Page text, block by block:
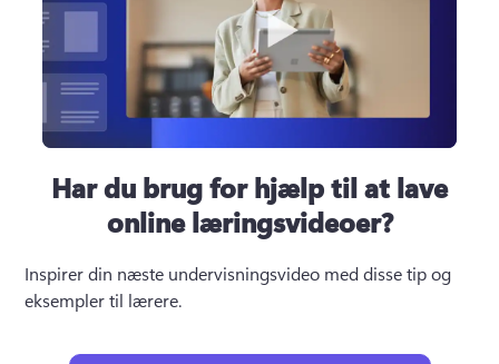
Har du brug for hjælp til at lave
online læringsvideoer?
Inspirer din næste undervisningsvideo med disse tip og
eksempler til lærere.